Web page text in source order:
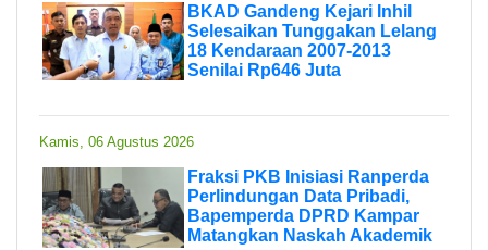
BKAD Gandeng Kejari Inhil
Selesaikan Tunggakan Lelang
18 Kendaraan 2007-2013
Senilai Rp646 Juta
Kamis, 06 Agustus 2026
Fraksi PKB Inisiasi Ranperda
Perlindungan Data Pribadi,
Bapemperda DPRD Kampar
Matangkan Naskah Akademik